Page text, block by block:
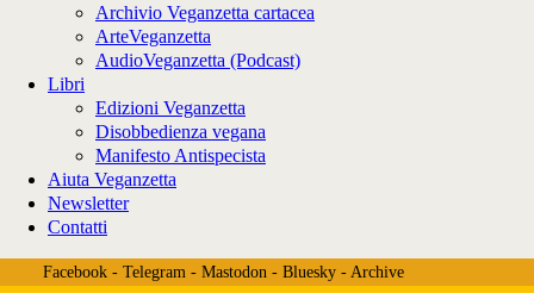
Archivio Veganzetta cartacea
ArteVeganzetta
AudioVeganzetta (Podcast)
Libri
Edizioni Veganzetta
Disobbedienza vegana
Manifesto Antispecista
Aiuta Veganzetta
Newsletter
Contatti
Facebook- Telegram- Mastodon- Bluesky- Archive